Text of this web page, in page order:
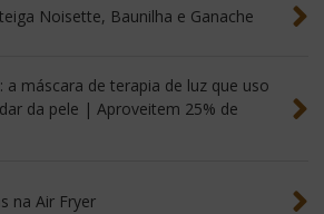
Noisette, Baunilha e Ganache
a máscara de terapia de luz que uso
da pele | Aproveitem 25% de
na Air Fryer